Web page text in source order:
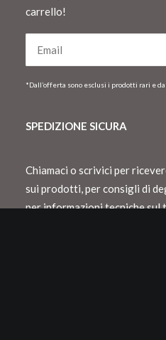
carrello!
*Dall’offerta sono esclusi i prodotti rari e
SPEDIZIONE SICURA
Chiamaci o scrivici per
sui prodotti, per consigli di
per informazioni tecniche sul